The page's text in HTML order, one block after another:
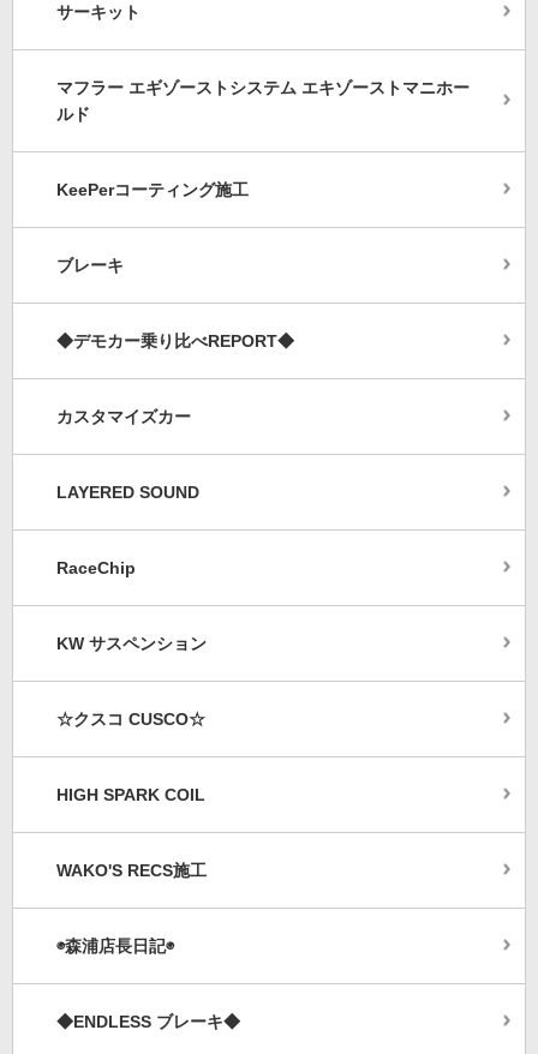
サーキット
マフラー エギゾーストシステム エキゾーストマニホー
ルド
KeePerコーティング施工
ブレーキ
◆デモカー乗り比べREPORT◆
カスタマイズカー
LAYERED SOUND
RaceChip
KW サスペンション
☆クスコ CUSCO☆
HIGH SPARK COIL
WAKO'S RECS施工
◉森浦店長日記◉
◆ENDLESS ブレーキ◆